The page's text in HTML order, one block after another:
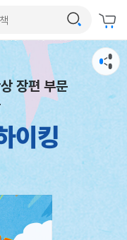
장편 부문
이킹